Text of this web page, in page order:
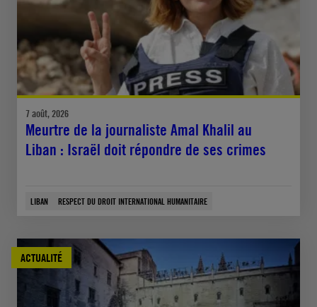
7 août, 2026
Meurtre de la journaliste Amal Khalil au
Liban : Israël doit répondre de ses crimes
LIBAN RESPECT DU DROIT INTERNATIONAL HUMANITAIRE
ACTUALITÉ